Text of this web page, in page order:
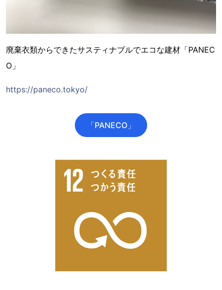
廃棄衣類からできたサスティナブルでエコな建材「PANEC
O」
https://paneco.tokyo/
「PANECO」